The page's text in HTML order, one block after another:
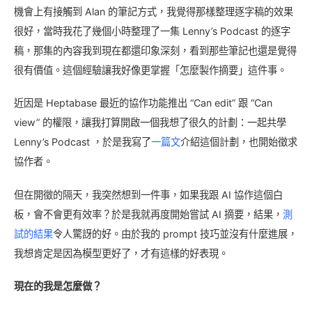
機會上有接觸到 Alan 的筆記方式，我覺得那樣整理逐字稿的效果
很好，當時我花了幾個小時整理了一集 Lenny’s Podcast 的逐字
稿，那集的內容我到現在都還印象深刻，看到那些筆記也還是覺得
很有價值。這個經驗讓我好像更掌握「怎麼製作摘要」這件事。
近因是 Heptabase 最近的協作功能推出 “Can edit” 跟 “Can
view” 的權限，讓我打算開啟一個我想了很久的計劃：一起共學
Lenny’s Podcast ，於是我寫了一篇文介紹這個計劃，也開始徵求
協作者。
但在開徵的隔天，我突然想到一件事，如果我跟 AI 協作這個白
板，會不會更有效率？於是我就再度開始嘗試 AI 摘要，結果， 測
試的結果令人驚訝的好。由於我的 prompt 技巧並沒有什麼進展，
我想肯定是因為模型更好了，才有這樣的好表現。
現在的我是怎麼做？